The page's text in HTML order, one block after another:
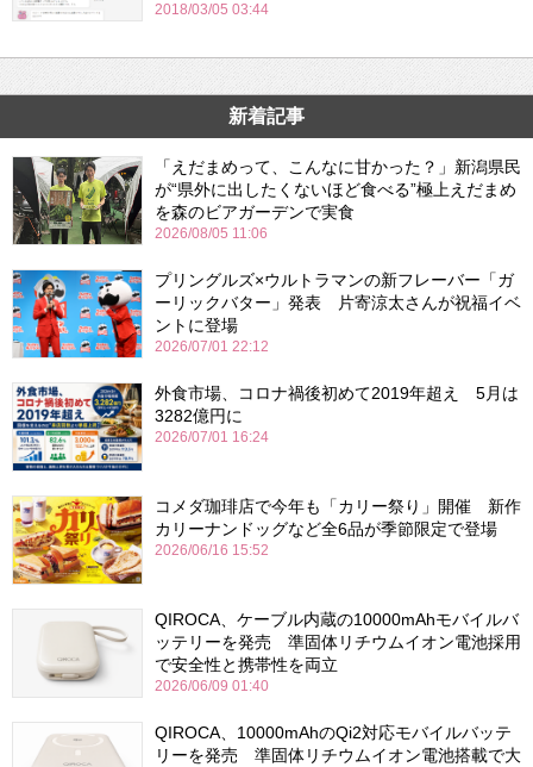
2018/03/05 03:44
新着記事
「えだまめって、こんなに甘かった？」新潟県民
が“県外に出したくないほど食べる”極上えだまめ
を森のビアガーデンで実食
2026/08/05 11:06
プリングルズ×ウルトラマンの新フレーバー「ガ
ーリックバター」発表 片寄涼太さんが祝福イベ
ントに登場
2026/07/01 22:12
外食市場、コロナ禍後初めて2019年超え 5月は
3282億円に
2026/07/01 16:24
コメダ珈琲店で今年も「カリー祭り」開催 新作
カリーナンドッグなど全6品が季節限定で登場
2026/06/16 15:52
QIROCA、ケーブル内蔵の10000mAhモバイルバ
ッテリーを発売 準固体リチウムイオン電池採用
で安全性と携帯性を両立
2026/06/09 01:40
QIROCA、10000mAhのQi2対応モバイルバッテ
リーを発売 準固体リチウムイオン電池搭載で大